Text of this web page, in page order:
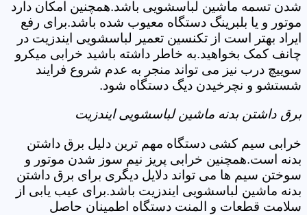
شدن تسمه ماشین لباسشویی باشد.همچنین امکان دارد
موتور و یا بلبرینگ دستگاه معیوب شده باشد.برای رفع
ایراد بهتر است از تکنسین تعمیر لباسشویی ایندزیت در
چانف کمک بخواهید.به خاطر داشته باشید خرابی میکرو
سوییچ درب نیز می تواند منجر به عدم شروع فرایند
شستشو و نچرخیدن دیگ دستگاه شود.
برق داشتن بدنه ماشین لباسشویی ایندزیت
خرابی سیم کشی دستگاه مهم ترین دلیل برق داشتن
بدنه است.همچنین خرابی پریز نیم سوز شدن موتور و
سوختن سیم ها می تواند دلایل دیگری برای برق داشتن
بدنه ماشین لباسشویی ایندزیت باشد.برای عیب یابی از
سلامت قطعات و المنت دستگاه اطمینان حاصل